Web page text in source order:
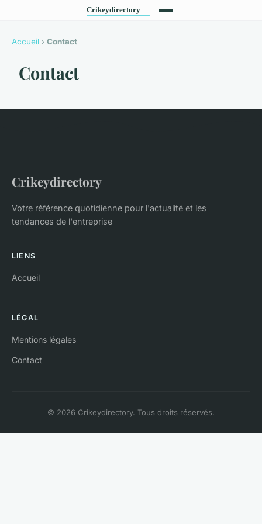
Accueil › Contact
Contact
Crikeydirectory
Votre référence quotidienne pour l'actualité et les
tendances de l'entreprise
LIENS
Accueil
LÉGAL
Mentions légales
Contact
© 2026 Crikeydirectory. Tous droits réservés.